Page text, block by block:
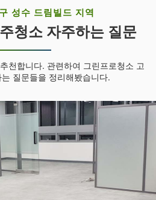
성수 드림빌드 지역
청소 자주하는 질문
천합니다. 관련하여 그린프로청소 고
질문들을 정리해봤습니다.